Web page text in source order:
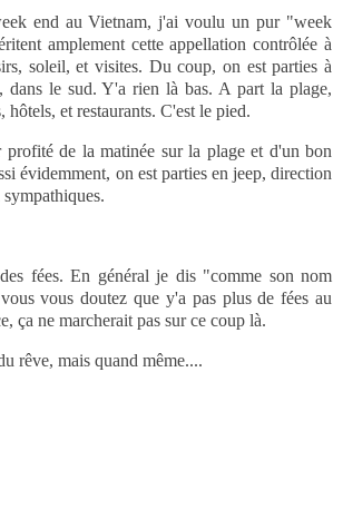
end au Vietnam, j'ai voulu un pur "week
amplement cette appellation contrôlée à
soleil, et visites. Du coup, on est parties à
le sud. Y'a rien là bas. A part la plage,
hôtels, et restaurants. C'est le pied.
profité de la matinée sur la plage et d'un bon
évidemment, on est parties en jeep, direction
fées. En général je dis "comme son nom
vous doutez que y'a pas plus de fées au
ça ne marcherait pas sur ce coup là.
rêve, mais quand même....